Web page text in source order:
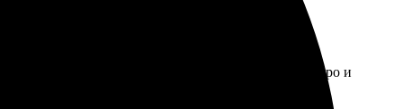
оформления и печати на высоте. Доставили быстро и